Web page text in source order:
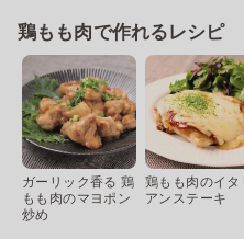
鶏もも肉で作れるレシピ
ガーリック香る 鶏
もも肉のマヨポン
炒め
鶏もも肉のイタ
アンステーキ